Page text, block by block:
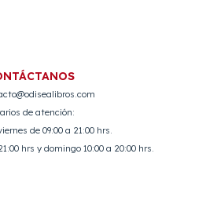
de atención:
de 09:00 a 21:00 hrs.
hrs y domingo 10:00 a 20:00 hrs.